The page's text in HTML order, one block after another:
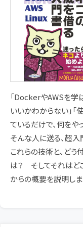
「DockerやAWSを学
いいかわからない」「
ているだけで、何をや
そんな人に送る、超入
これらの技術と、ど
は？ そしてそれはど
からの概要を説明しま